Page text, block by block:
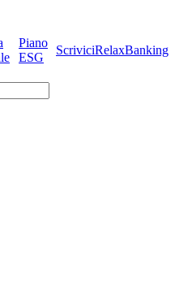
Piano
ESG
ScriviciRelaxBanking